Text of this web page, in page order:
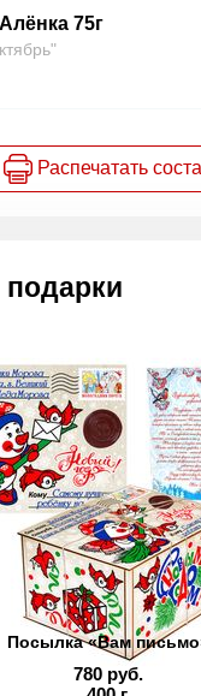
75г
Распечатать
Посылка «Вам
780 руб.